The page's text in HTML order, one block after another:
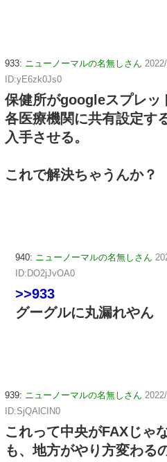
933: ニューノーマルの名無しさん
ID:yE6zk0Js0
保健所がgoogleスプレッ
各医療機関に共有設定する
入手させる。
これで解決ちゃうんか？
940: ニューノーマルの名無しさん
ID:DO2jJvOA0
>>933
グーグルに丸漏れやん
939: ニューノーマルの名無しさん
ID:SjQAlCIN0
これって中央がFAXじゃ
も、地方がやり方変わる